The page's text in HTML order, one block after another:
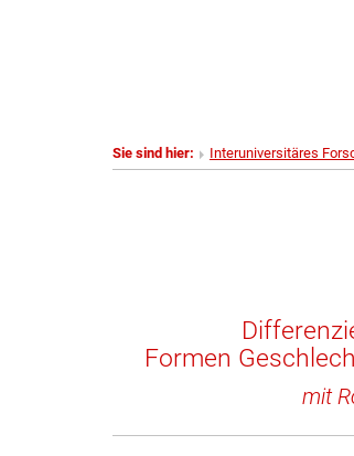
Sie sind hier: Interuniversitäres
Formen
mit